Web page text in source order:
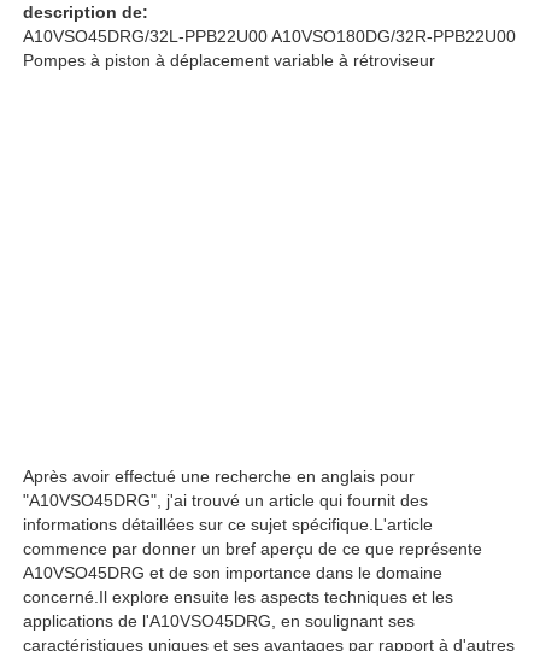
À la maison
Nous contacter
Nouvelles
Les affaires
description de:
A10VSO45DRG/32L-PPB22U00 A10VSO180DG/32R-PPB22U00
Pompes à piston à déplacement variable à rétroviseur
Après avoir effectué une recherche en anglais pour
"A10VSO45DRG", j'ai trouvé un article qui fournit des
informations détaillées sur ce sujet spécifique.L'article
commence par donner un bref aperçu de ce que représente
A10VSO45DRG et de son importance dans le domaine
concerné.Il explore ensuite les aspects techniques et les
applications de l'A10VSO45DRG, en soulignant ses
caractéristiques uniques et ses avantages par rapport à d'autres